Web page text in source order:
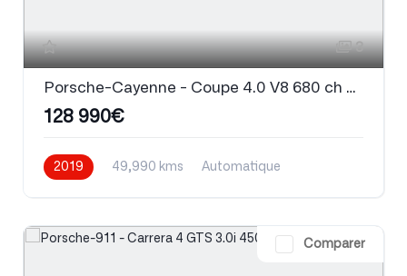
3
Porsche-Cayenne - Coupe 4.0 V8 680 ch Tiptronic BVA Turbo S E-Hybrid
128 990€
2019 49,990 kms Automatique
Comparer